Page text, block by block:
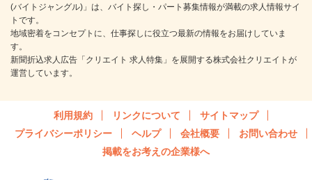
(バイトジャングル)」は、バイト探し・パート募集情報が満載の求人情報サイ
トです。
地域密着をコンセプトに、仕事探しに役立つ最新の情報をお届けしていま
す。
新聞折込求人広告「クリエイト 求人特集」を展開する株式会社クリエイトが
運営しています。
利用規約 リンクについて
サイトマップ
プライバシーポリシー
ヘルプ 会社概要
お問い合わせ
掲載をお考えの企業様へ